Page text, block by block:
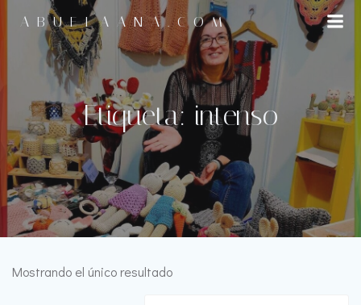
Saltar
al
contenido
ABUELAANA.COM
Etiqueta: intenso
Mostrando el único resultado